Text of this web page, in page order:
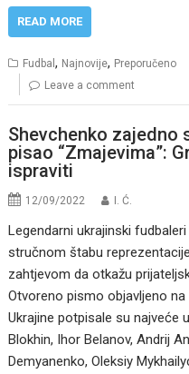
READ MORE
Fudbal, Najnovije, Preporučeno
Leave a comment
Shevchenko zajedno
pisao “Zmajevima”:
ispraviti
12/09/2022 I. Ć.
Legendarni ukrajinski
stručnom štabu
zahtjevom da otkažu
Otvoreno pismo objavljeno
Ukrajine potpisale su najveće
Blokhin, Ihor Belanov, Andrij
Demyanenko, Oleksiy